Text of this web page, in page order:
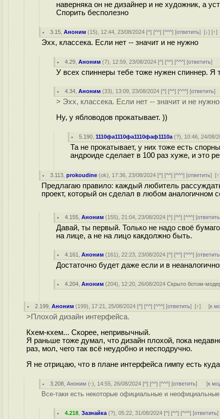
наверняка он не дизайнер и не художник, а
Спорить бесполезно
3.15 ,Аноним (15), 12:44, 23/08/2024 [^] [^^] [^^^] [ответить][↓] [↑
Эхх, классека. Если нет -- значит и не нужно
4.29 ,Аноним (7), 12:59, 23/08/2024 [^] [^^] [^^^] [ответить]
У всех спиннеры тебе тоже нужен спиннер. Я
4.34 ,Аноним (33), 13:09, 23/08/2024 [^] [^^] [^^^] [ответить]
> Эхх, классека. Если нет -- значит и не нужно
Ну, у ябловодов прокатывает. ))
5.190 ,1110фа1110фа1110фаф1110а (?), 10:46, 24/08/
Та не прокатывает, у них тоже есть
андроиде сделает в 100 раз хуже, и это
3.113 ,prokoudine (ok), 17:36, 23/08/2024 [^] [^^] [^^^] [ответить][↑
Предлагаю правило: каждый любитель
проект, который он сделал в любом аналогичном
4.155 ,Аноним (155), 21:04, 23/08/2024 [^] [^^] [^^^] [ответить
Давай, ты первый. Только не надо своё
на лице, а не на лицо какдолжно быть.
4.161 ,Аноним (161), 22:23, 23/08/2024 [^] [^^] [^^^] [ответить
Достаточно будет даже если и в
4.204 ,Аноним (204), 12:20, 26/08/2024Скрыто ботом-
2.199 ,Аноним (199), 17:21, 25/08/2024 [^] [^^] [^^^] [ответить][↑] [к
>Плохой дизайн интерфейса.
Кхем-кхем... Скорее, непривычный.
Я раньше тоже думал, что дизайн плохой, пока
раз, мол, чего так всё неудобно и несподручно.
Я не отрицаю, что в плане интерфейса гимпу есть
3.208 ,Аноним (-), 14:55, 26/08/2024 [^] [^^] [^^^] [ответить] [к
Все-таки есть некоторые официальные и
4.218 ,Зазнайка (?), 05:22, 31/08/2024 [^] [^^] [^^^] [ответить]